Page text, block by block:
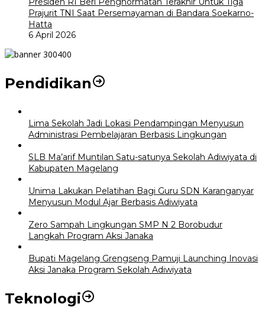
Prajurit TNI Saat Persemayaman di Bandara Soekarno-
Hatta
6 April 2026
Pendidikan
Lima Sekolah Jadi Lokasi Pendampingan Menyusun
Administrasi Pembelajaran Berbasis Lingkungan
SLB Ma’arif Muntilan Satu-satunya Sekolah Adiwiyata di
Kabupaten Magelang
Unima Lakukan Pelatihan Bagi Guru SDN Karanganyar
Menyusun Modul Ajar Berbasis Adiwiyata
Zero Sampah Lingkungan SMP N 2 Borobudur
Langkah Program Aksi Janaka
Bupati Magelang Grengseng Pamuji Launching Inovasi
Aksi Janaka Program Sekolah Adiwiyata
Teknologi